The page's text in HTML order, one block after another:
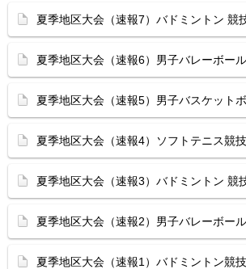
夏季地区大会（速報7）バドミントン
夏季地区大会（速報6）男子バレーボー
夏季地区大会（速報5）男子バスケット
夏季地区大会（速報4）ソフトテニス競
夏季地区大会（速報3）バドミントン
夏季地区大会（速報2）男子バレーボー
夏季地区大会（速報1）バドミントン競技